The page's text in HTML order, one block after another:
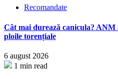
Recomandate
Cât mai durează canicula? ANM
ploile torențiale
6 august 2026
1 min read